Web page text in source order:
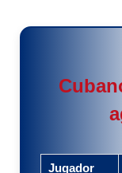
Jugador